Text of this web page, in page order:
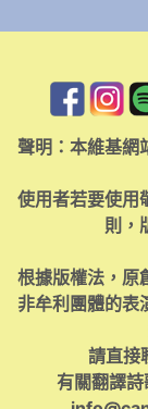
聲明：本維基網
使用者若要使用
則，
根據版權法，原
非牟利團體的表
請直接
有關翻譯